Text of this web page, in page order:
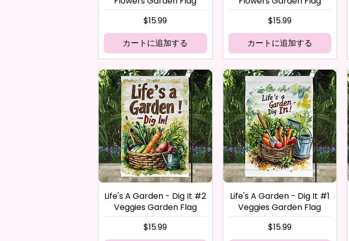
価格
$15.99
カートに追加する
価格
$15.99
カートに追加する
Life's A Garden - Dig It #2
Veggies Garden Flag
価格
$15.99
Life's A Garden - Dig It #1
Veggies Garden Flag
価格
$15.99